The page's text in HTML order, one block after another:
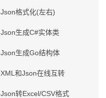
Json格式化(左右)
Json生成C#实体类
Json生成Go结构体
XML和Json在线互转
Json转Excel/CSV格式